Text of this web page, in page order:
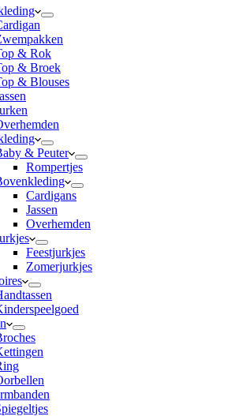
& Rok
& Broek
& Blouses
& Peuter
Rompertjes
Cardigans
Jassen
Overhemden
Feestjurkjes
Zomerjurkjes